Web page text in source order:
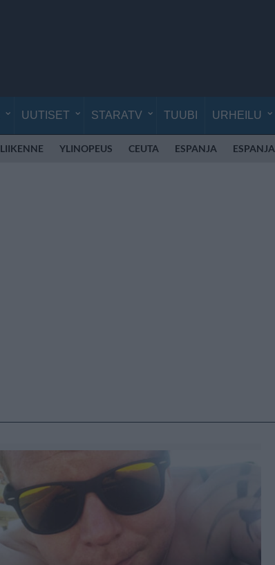
UUTISET STARATV TUUBI URHEILU
LIIKENNE YLINOPEUS CEUTA ESPANJA ESPANJA